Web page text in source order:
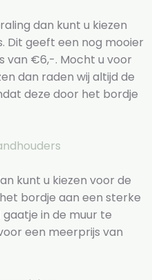
dan kunt u kiezen
Dit geeft een nog mooier
van €6,-. Mocht u voor
dan raden wij altijd de
deze door het bordje
kunt u kiezen voor de
bordje aan een sterke
in de muur te
een meerprijs van